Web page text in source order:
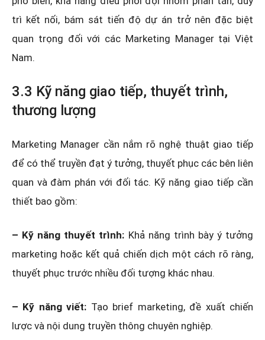
trì kết nối, bám sát tiến độ dự án trở nên đặc biệt
quan trọng đối với các Marketing Manager tại Việt
Nam.
3.3 Kỹ năng giao tiếp, thuyết trình,
thương lượng
Marketing Manager cần nắm rõ nghệ thuật giao tiếp
để có thể truyền đạt ý tưởng, thuyết phục các bên liên
quan và đàm phán với đối tác. Kỹ năng giao tiếp cần
thiết bao gồm:
– Kỹ năng thuyết trình: Khả năng trình bày ý tưởng
marketing hoặc kết quả chiến dịch một cách rõ ràng,
thuyết phục trước nhiều đối tượng khác nhau.
– Kỹ năng viết: Tạo brief marketing, đề xuất chiến
lược và nội dung truyền thông chuyên nghiệp.